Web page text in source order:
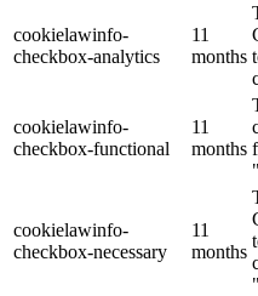
cookielawinfo-
checkbox-analytics
11
months
cookielawinfo-
checkbox-functional
11
months
cookielawinfo-
checkbox-necessary
11
months